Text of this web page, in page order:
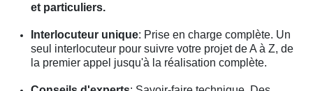
et particuliers.
Interlocuteur unique: Prise en charge complète. Un
seul interlocuteur pour suivre votre projet de A à Z, de
la premier appel jusqu'à la réalisation complète.